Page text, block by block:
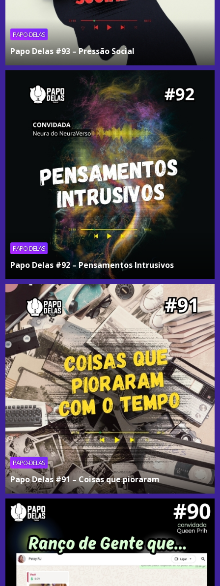
PAPO-DELAS
Papo Delas #93 – Pressão Social
PAPO-DELAS
Papo Delas #92 – Pensamentos Intrusivos
PAPO-DELAS
Papo Delas #91 – Coisas que pioraram